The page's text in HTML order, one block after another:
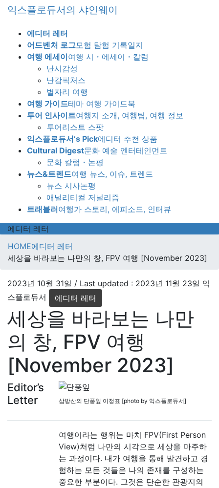
Skip
Skip
Navigation
익스플로듀서의 샤인웨이
에디터 레터
어드벤처 로그모험 탐험 기록일지
여행 에세이여행 시・에세이・칼럼
난시감성
난감픽처스
별자리 여행
여행 가이드테마 여행 가이드북
투어 인사이트여행지 소개, 여행팁, 여행 정보
투어리스트 스팟
익스플로듀서’s Pick에디터 추천 상품
Cultural Digest문화 예술 엔터테인먼트
문화 칼럼・논평
뉴스&트렌드여행 뉴스, 이슈, 트렌드
뉴스 시사논평
애널리티컬 저널리즘
트래블러여행가 스토리, 에피소드, 인터뷰
에디터 레터
HOME에디터 레터
세상을 바라보는 나만의 창, FPV 여행 [November 2023]
2023년 10월 31일 / Last updated : 2023년 11월 23일 익
스플로듀서
에디터 레터
세상을 바라보는 나만
의 창, FPV 여행
[November 2023]
Editor’s
Letter
삼방산의 단풍잎 이정표 [photo by 익스플로듀서]
여행이라는 행위는 마치 FPV(First Person
View)처럼 나만의 시각으로 세상을 마주하
는 과정이다. 내가 여행을 통해 발견하고 경
험하는 모든 것들은 나의 존재를 구성하는
중요한 부분이다. 그것은 단순한 관광지의